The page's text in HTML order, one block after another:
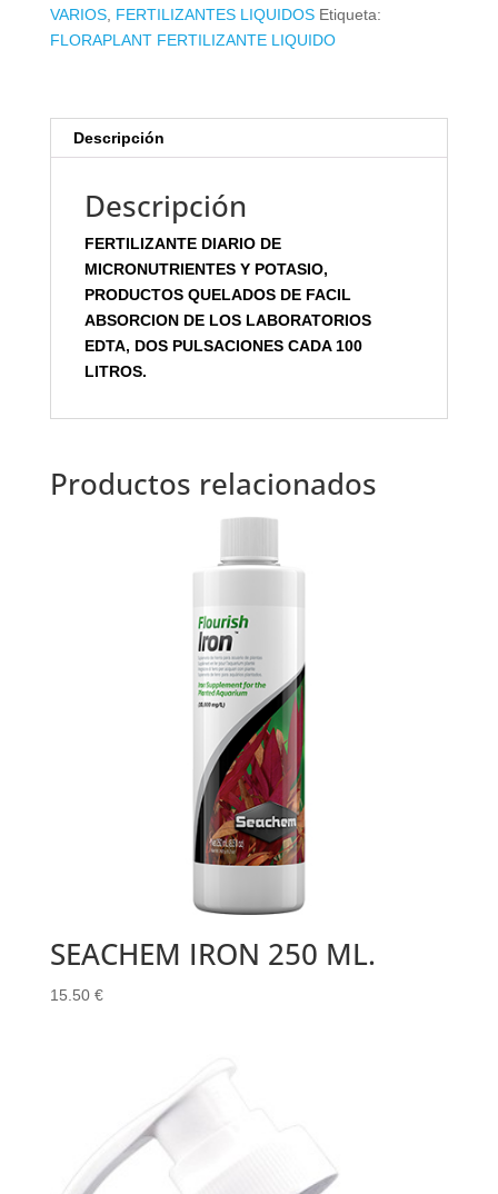
VARIOS, FERTILIZANTES LIQUIDOS Etiqueta:
FLORAPLANT FERTILIZANTE LIQUIDO
Descripción
Descripción
FERTILIZANTE DIARIO DE
MICRONUTRIENTES Y POTASIO,
PRODUCTOS QUELADOS DE FACIL
ABSORCION DE LOS LABORATORIOS
EDTA, DOS PULSACIONES CADA 100
LITROS.
Productos relacionados
SEACHEM IRON 250 ML.
15.50 €